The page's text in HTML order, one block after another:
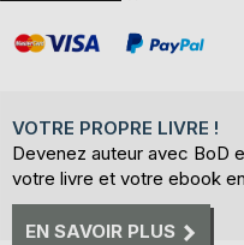
VOTRE PROPRE LIVRE !
Devenez auteur avec BoD
votre livre et votre ebook
EN SAVOIR PLUS